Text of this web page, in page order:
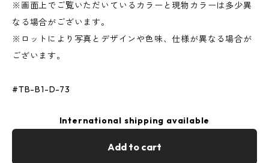
※画面上でご覧いただいているカラーと現物カラーは多少異
なる場合がございます。
※ロットにより写真とデザインや色味、仕様が異なる場合が
ございます。
#TB-B1-D-73
International shipping available
Add to cart